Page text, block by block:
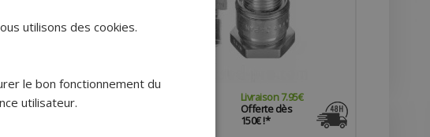
Livraison 7.95€
dès
Livraison 7.95€
Offerte dès
150€ !*
utilisons des cookies.
le bon fonctionnement du
utilisateur.